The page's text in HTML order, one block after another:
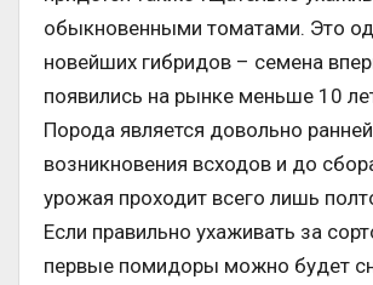
обыкновенными томатами. Это
новейших гибридов – семена
появились на рынке меньше 10
Порода является довольно
возникновения всходов и до
урожая проходит всего лишь
Если правильно ухаживать за
первые помидоры можно будет